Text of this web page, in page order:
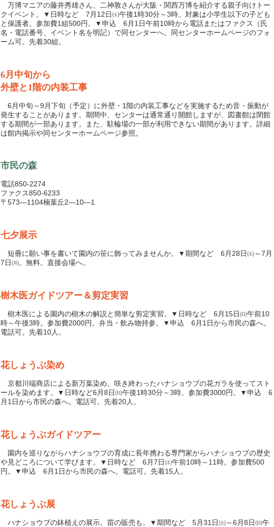
万博マニアの藤井秀雄さん、二神敦さんが大阪・関西万博を紹介する親子向けトー
クイベント。▼日時など 7月12日㈯午後1時30分～3時。対象は小学生以下の子ども
と保護者。参加費1組500円。▼申込 6月1日午前10時から電話またはファクス（氏
名・電話番号、イベント名を明記）で同センターへ。同センターホームページのフォ
ーム可。先着30組。
6月中旬から
外壁と1階の内装工事
6月中旬～9月下旬（予定）に外壁・1階の内装工事などを実施するため音・振動が
発生することがあります。期間中、センターは通常通り開館しますが、図書館は閉館
する期間が一部あります。また、駐輪場の一部が利用できない期間があります。詳細
は館内掲示や同センターホームページ参照。
市民の森
電話850-2274
ファクス850-6233
〒573―1104楠葉丘2―10―1
七夕展示
短冊に願い事を書いて園内の笹に飾ってみませんか。▼期間など 6月28日㈯～7月
7日㈪。無料。直接会場へ。
樹木医ガイドツアー＆剪定実習
樹木医による園内の樹木の解説と簡単な剪定実習。▼日時など 6月15日㈰午前10
時～午後3時。参加費2000円。弁当・飲み物持参。▼申込 6月1日から市民の森へ。
電話可。先着10人。
花しょうぶ染め
京都川端商店による新万葉染め。咲き終わったハナショウブの花ガラを使ってスト
ールを染めます。▼日時など6月8日㈰午後1時30分～3時。参加費3000円。▼申込 6
月1日から市民の森へ。電話可。先着20人。
花しょうぶガイドツアー
園内を巡りながらハナショウブの育成に長年携わる専門家からハナショウブの歴史
や見どころについて学びます。▼日時など 6月7日㈯午前10時～11時。参加費500
円。▼申込 6月1日から市民の森へ。電話可。先着15人。
花しょうぶ展
ハナショウブの鉢植えの展示。苗の販売も。▼期間など 5月31日㈯～6月8日㈰午